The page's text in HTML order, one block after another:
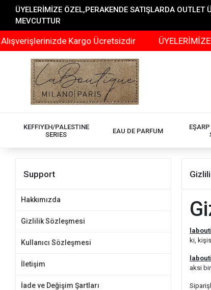
ÜYELERİMİZE ÖZEL,PERAKENDE SATIŞLARDA
MEVCUTTUR
Kargo Ücretsizdir ÜYELERİMİZE
KEFFIYEH/PALESTINE
SERIES
EAU DE PARFUM
Support
Hakkımızda
Gizlilik Sözleşmesi
Kullanıcı Sözleşmesi
İletişim
İade ve Değişim Şartları
ki,
aksi